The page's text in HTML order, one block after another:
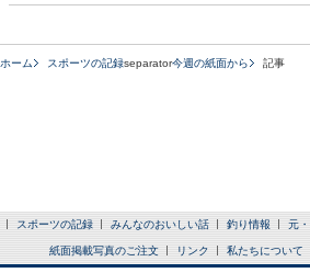
ホーム スポーツの記録separator今週の紙面から 記事
スポーツの記録 みんなのおいしい話 釣り情報 元
紙面掲載写真のご注文 リンク 私たちについて